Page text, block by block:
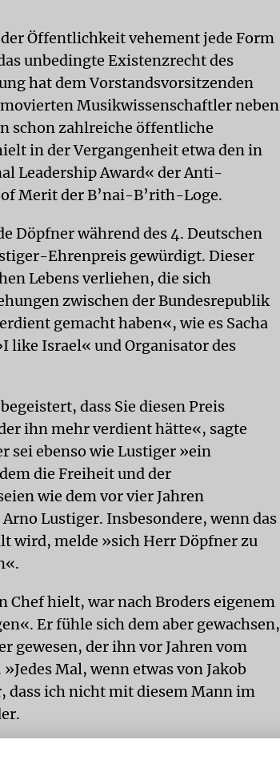
Öffentlichkeit vehement jede Form
unbedingte Existenzrecht des
hat dem Vorstandsvorsitzenden
Musikwissenschaftler neben
schon zahlreiche öffentliche
in der Vergangenheit etwa den in
Leadership Award« der Anti-
Merit der B’nai-B’rith-Loge.
Döpfner während des 4. Deutschen
Ehrenpreis gewürdigt. Dieser
Lebens verliehen, die sich
zwischen der Bundesrepublik
gemacht haben«, wie es Sacha
like Israel« und Organisator des
dass Sie diesen Preis
ihn mehr verdient hätte«, sagte
sei ebenso wie Lustiger »ein
die Freiheit und der
wie dem vor vier Jahren
Lustiger. Insbesondere, wenn das
wird, melde »sich Herr Döpfner zu
Chef hielt, war nach Broders eigenem
Er fühle sich dem aber gewachsen,
gewesen, der ihn vor Jahren vom
Mal, wenn etwas von Jakob
dass ich nicht mit diesem Mann im